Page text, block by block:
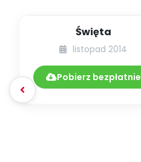
Święta
listopad 2014
Pobierz bezpłatnie